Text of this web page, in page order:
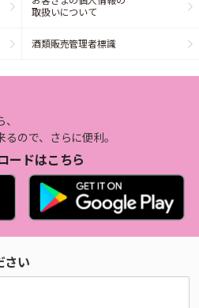
取扱いについて
酒類販売管理者標識
ので、さらに便利。
ードはこちら
さい